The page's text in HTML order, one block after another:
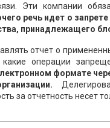
Эти компании
речь идет о
принадлежащего
отчет о
операции
формате
за отчетность несет